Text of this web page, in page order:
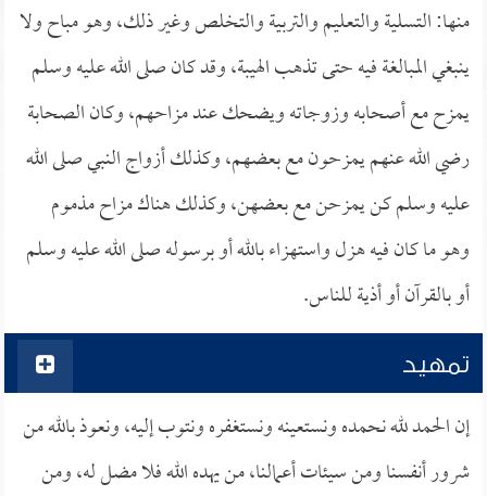
منها: التسلية والتعليم والتربية والتخلص وغير ذلك، وهو مباح ولا
ينبغي المبالغة فيه حتى تذهب الهيبة، وقد كان صلى الله عليه وسلم
يمزح مع أصحابه وزوجاته ويضحك عند مزاحهم، وكان الصحابة
رضي الله عنهم يمزحون مع بعضهم، وكذلك أزواج النبي صلى الله
عليه وسلم كن يمزحن مع بعضهن، وكذلك هناك مزاح مذموم
وهو ما كان فيه هزل واستهزاء بالله أو برسوله صلى الله عليه وسلم
أو بالقرآن أو أذية للناس.
تمهيد
إن الحمد لله نحمده ونستعينه ونستغفره ونتوب إليه، ونعوذ بالله من
شرور أنفسنا ومن سيئات أعمالنا، من يهده الله فلا مضل له، ومن